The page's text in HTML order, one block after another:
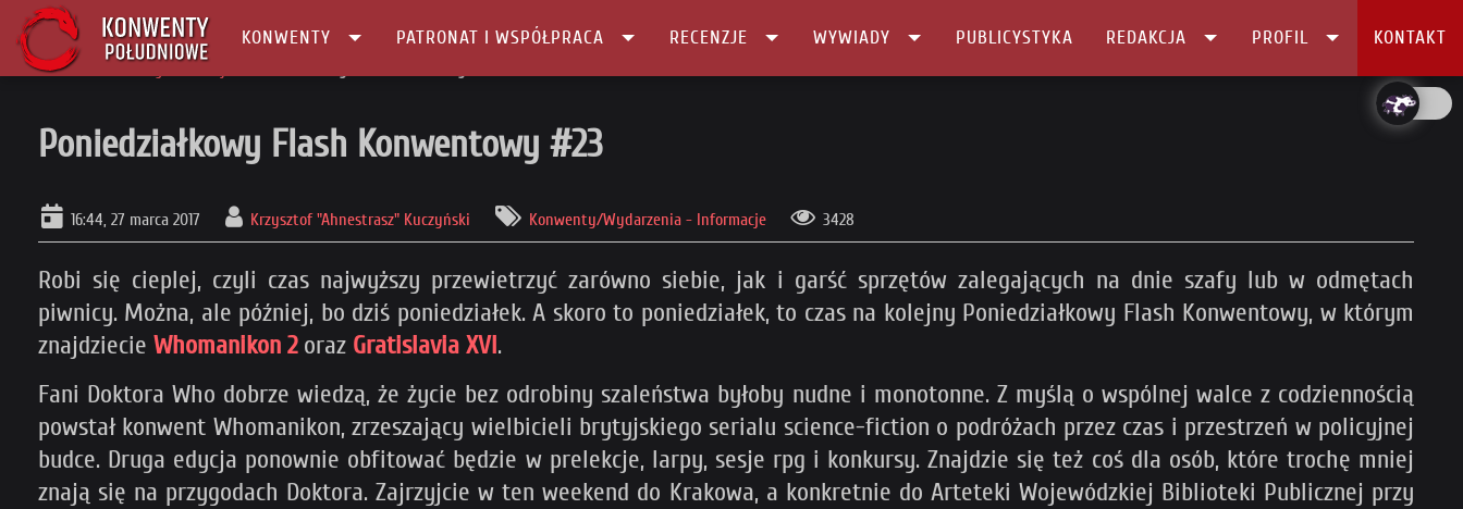
KONWENTY PATRONAT I WSPÓŁPRACA RECENZJE WYWIADY PUBLICYSTYKA REDAKCJA PROFIL KONTAKT
Główna
Poniedziałkowy Flash Konwentowy #23
16:44, 27 marca 2017 Krzysztof "Ahnestrasz" Kuczyński Konwenty/Wydarzenia - Informacje 3428
Robi się cieplej, czyli czas najwyższy przewietrzyć zarówno siebie, jak i garść sprzętów zalegających na dnie szafy lub w odmętach
piwnicy. Można, ale później, bo dziś poniedziałek. A skoro to poniedziałek, to czas na kolejny Poniedziałkowy Flash Konwentowy, w którym
znajdziecie Whomanikon 2oraz Gratislavia XVI .
Fani Doktora Who dobrze wiedzą, że życie bez odrobiny szaleństwa byłoby nudne i monotonne. Z myślą o wspólnej walce z codziennością
powstał konwent Whomanikon, zrzeszający wielbicieli brytyjskiego serialu science-fiction o podróżach przez czas i przestrzeń w policyjnej
budce. Druga edycja ponownie obfitować będzie w prelekcje, larpy, sesje rpg i konkursy. Znajdzie się też coś dla osób, które trochę mniej
znają się na przygodach Doktora. Zajrzyjcie w ten weekend do Krakowa, a konkretnie do Arteteki Wojewódzkiej Biblioteki Publicznej przy